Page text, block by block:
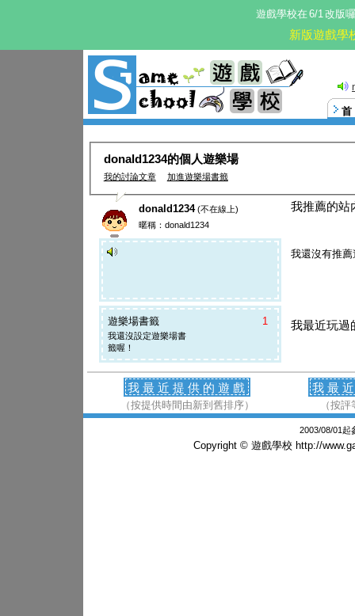
遊戲學校在 6/1改版
新版遊戲學
這
donald1234的個人遊樂場
我的討論文章 加進遊樂場書籤
donald1234(不在線上)
暱稱：donald1234
遊樂場書籤 1
我還沒設定遊樂場書
籤喔！
我推薦的站
我還沒有推
我最近玩過
我最近提供的遊戲
（按提供時間由新到舊排序）
我最
（按
2003/08/01起
Copyright © 遊戲學校 http://